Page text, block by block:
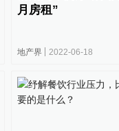
月房租”
地产界 2022-06-18